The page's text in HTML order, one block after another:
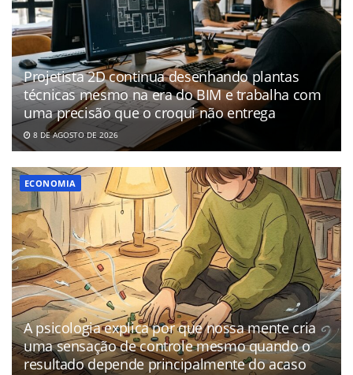
Projetista 2D continua desenhando plantas
técnicas mesmo na era do BIM e trabalha com
uma precisão que o croqui não entrega
8 DE AGOSTO DE 2026
ECONOMIA
A psicologia explica por que nossa mente cria
uma sensação de controle mesmo quando o
resultado depende principalmente do acaso